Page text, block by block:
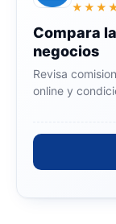
Compara
negocios
Revisa
online y